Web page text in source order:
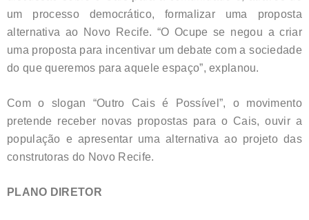
um processo democrático, formalizar uma proposta
alternativa ao Novo Recife. “O Ocupe se negou a criar
uma proposta para incentivar um debate com a sociedade
do que queremos para aquele espaço”, explanou.
Com o slogan “Outro Cais é Possível”, o movimento
pretende receber novas propostas para o Cais, ouvir a
população e apresentar uma alternativa ao projeto das
construtoras do Novo Recife.
PLANO DIRETOR